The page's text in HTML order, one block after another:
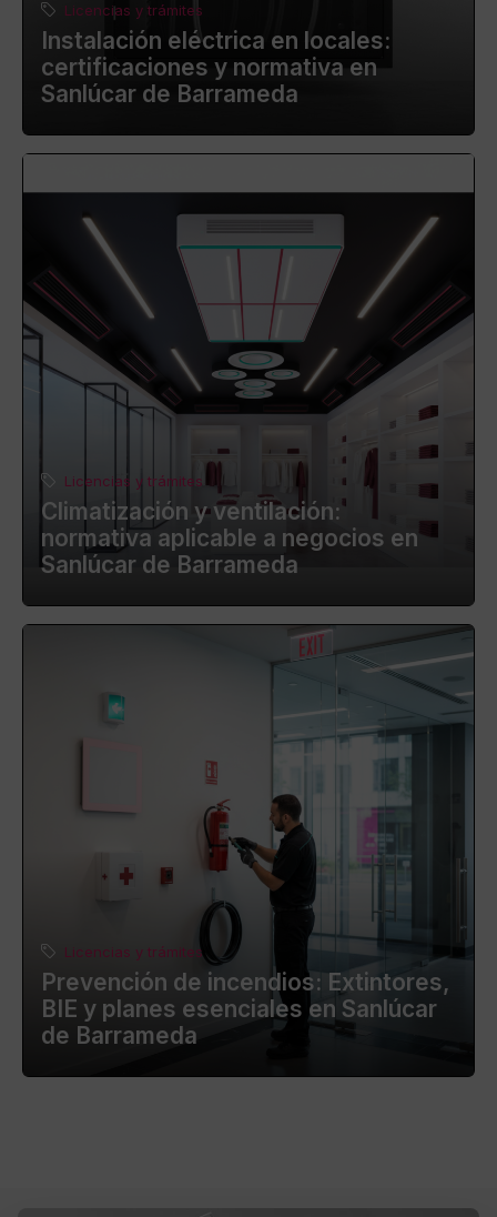
Licencias y trámites
Instalación eléctrica en locales:
certificaciones y normativa en
Sanlúcar de Barrameda
Licencias y trámites
Climatización y ventilación:
normativa aplicable a negocios en
Sanlúcar de Barrameda
Licencias y trámites
Prevención de incendios: Extintores,
BIE y planes esenciales en Sanlúcar
de Barrameda